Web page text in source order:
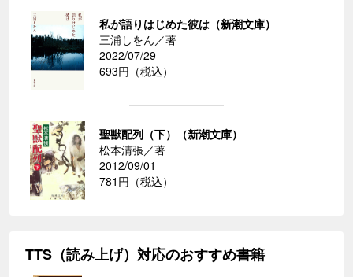
私が語りはじめた彼は（新潮文庫）
三浦しをん／著
2022/07/29
693円（税込）
聖獣配列（下）（新潮文庫）
松本清張／著
2012/09/01
781円（税込）
TTS（読み上げ）対応のおすすめ書籍